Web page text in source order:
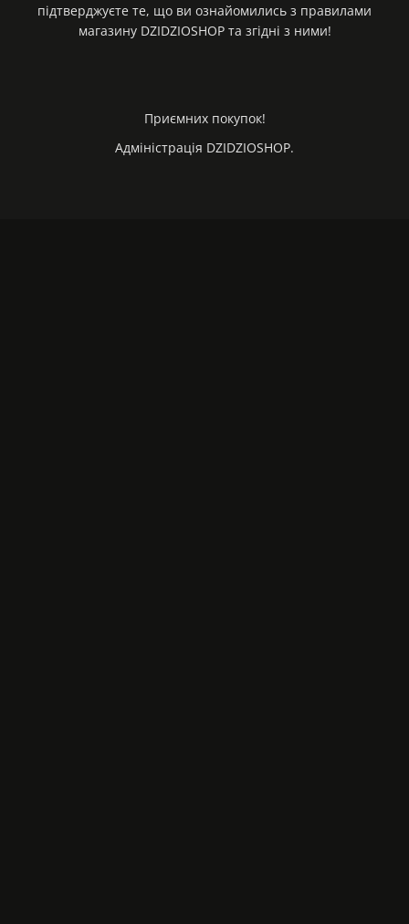
підтверджуєте те, що ви ознайомились з правилами
магазину DZIDZIOSHOP та згідні з ними!
Приємних покупок!
Адміністрація DZIDZIOSHOP.